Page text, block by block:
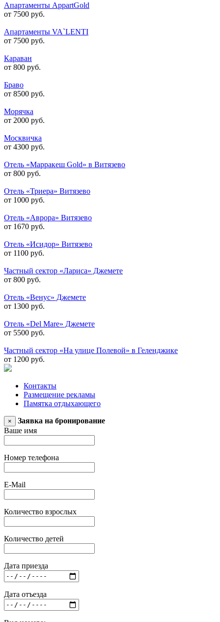
Апартаменты AppartGold
от 7500 руб.
Апартаменты VA`LENTI
от 7500 руб.
Караван
от 800 руб.
Браво
от 8500 руб.
Морячка
от 2000 руб.
Москвичка
от 4300 руб.
Отель «Марракеш Gold» в Витязево
от 800 руб.
Отель «Триера» Витязево
от 1000 руб.
Отель «Аврора» Витязево
от 1670 руб.
Отель «Исидор» Витязево
от 1100 руб.
Частный сектор «Лариса» Джемете
от 800 руб.
Отель «Венус» Джемете
от 1300 руб.
Отель «Del Mare» Джемете
от 5500 руб.
Частный сектор «На улице Полевой» в Геленджике
от 1200 руб.
Контакты
Размещение рекламы
Памятка отдыхающего
×
Заявка на бронирование
Ваше имя
Номер телефона
E-Mail
Количество взрослых
Количество детей
Дата приезда
Дата отъезда